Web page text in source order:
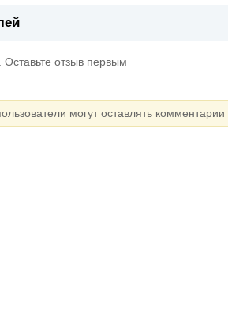
Оставьте отзыв первым
могут оставлять комментарии